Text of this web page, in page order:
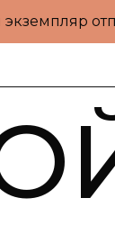
экземпляр